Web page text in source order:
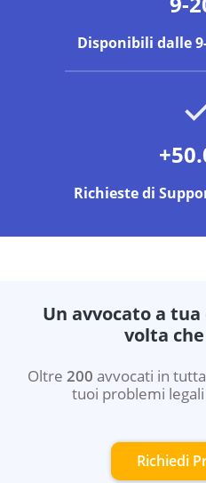
Disponibili dalle
Richieste di
Un avvocato a
volta
Oltre 200 avvocati in
tuoi problemi
Richiedi